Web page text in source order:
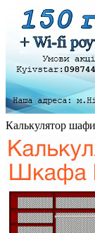
Калькулятор